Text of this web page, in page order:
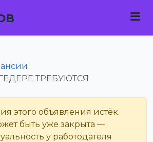
ТРЕБУЮТСЯ
этого объявления истёк.
быть уже закрыта —
у работодателя